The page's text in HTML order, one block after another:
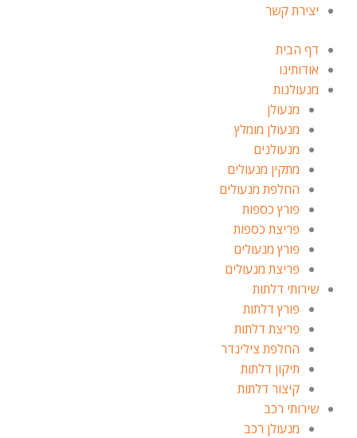
יצירת קשר
דף הבית
אודותינו
מנעולנות
מנעולן
מנעולן מומלץ
מנעולנים
מתקין מנעולים
החלפת מנעולים
פורץ כספות
פריצת כספות
פורץ מנעולים
פריצת מנעולים
שירותי דלתות
פורץ דלתות
פריצת דלתות
החלפת צילינדר
תיקון דלתות
קיצור דלתות
שירותי רכב
מנעולן רכב